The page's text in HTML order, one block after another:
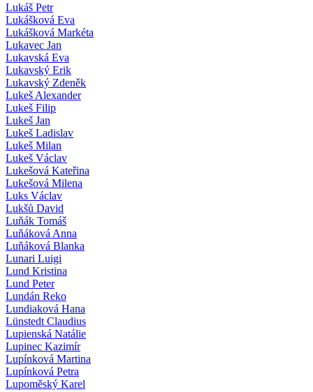
Lukáš Petr
Lukášková Eva
Lukášková Markéta
Lukavec Jan
Lukavská Eva
Lukavský Erik
Lukavský Zdeněk
Lukeš Alexander
Lukeš Filip
Lukeš Jan
Lukeš Ladislav
Lukeš Milan
Lukeš Václav
Lukešová Kateřina
Lukešová Milena
Luks Václav
Lukšů David
Luňák Tomáš
Luňáková Anna
Luňáková Blanka
Lunari Luigi
Lund Kristina
Lund Peter
Lundán Reko
Lundiaková Hana
Lünstedt Claudius
Lupienská Natálie
Lupinec Kazimír
Lupínková Martina
Lupínková Petra
Lupoměský Karel